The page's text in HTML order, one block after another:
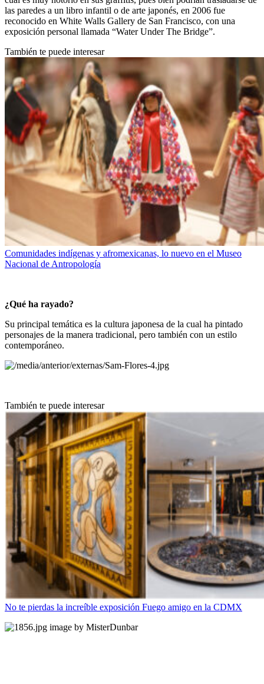
las paredes a un libro infantil o de arte japonés, en 2006 fue
reconocido en White Walls Gallery de San Francisco, con una
exposición personal llamada “Water Under The Bridge”.
También te puede interesar
Comunidades indígenas y afromexicanas, lo nuevo en el Museo
Nacional de Antropología
¿Qué ha rayado?
Su principal temática es la cultura japonesa de la cual ha pintado
personajes de la manera tradicional, pero también con un estilo
contemporáneo.
También te puede interesar
No te pierdas la increíble exposición Fuego amigo en la CDMX